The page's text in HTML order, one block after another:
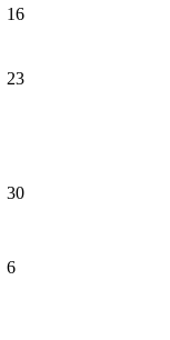
16
23
30
6